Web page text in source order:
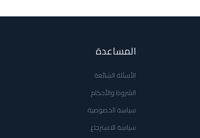
المساعدة
الأسئلة الشائعة
الشروط والأحكام
سياسة الخصوصية
سياسة الاسترجاع